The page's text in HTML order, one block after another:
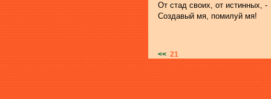
От стад своих, от истинных, -
Создавый мя, помилуй мя!
<< 21